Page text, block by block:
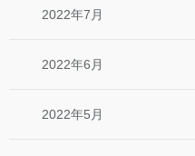
2022年7月
2022年6月
2022年5月